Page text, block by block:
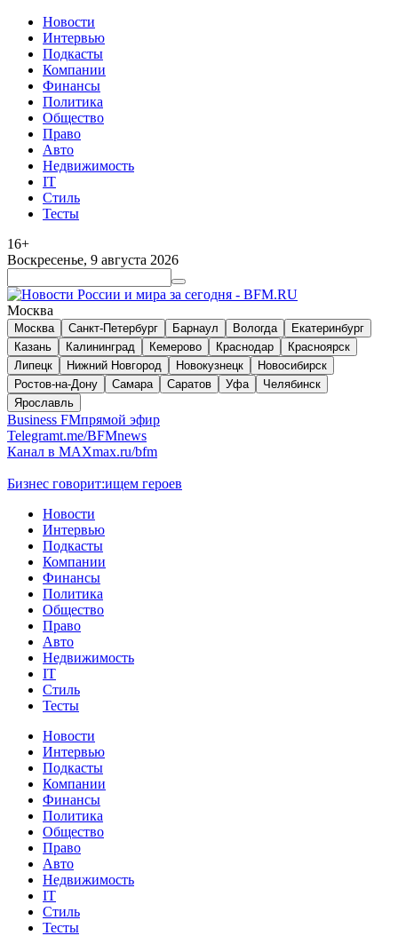
Новости
Интервью
Подкасты
Компании
Финансы
Политика
Общество
Право
Авто
Недвижимость
IT
Стиль
Тесты
16+
Воскресенье, 9 августа 2026
Москва
Москва Санкт-Петербург Барнаул Вологда
Екатеринбург
Казань
Калининград Кемерово Краснодар
Красноярск
Липецк
Нижний Новгород Новокузнецк
Новосибирск
Ростов-на-Дону
Самара Саратов Уфа
Челябинск
Ярославль
Business FMпрямой эфир
Telegramt.me/BFMnews
Канал в MAXmax.ru/bfm
Бизнес говорит:ищем героев
Новости
Интервью
Подкасты
Компании
Финансы
Политика
Общество
Право
Авто
Недвижимость
IT
Стиль
Тесты
Новости
Интервью
Подкасты
Компании
Финансы
Политика
Общество
Право
Авто
Недвижимость
IT
Стиль
Тесты